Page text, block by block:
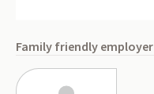
Family friendly employer